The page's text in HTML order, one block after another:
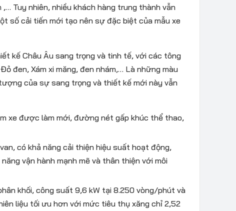
Tuy nhiên, nhiều khách hàng trung thành vẫn
số cải tiến mới tạo nên sự đặc biệt của mẫu xe
kế Châu Âu sang trọng và tinh tế, với các tông
đen, Xám xi măng, đen nhám,… Là những màu
của sự sang trọng và thiết kế mới này vẫn
xe được làm mới, đường nét gấp khúc thể thao,
có khả năng cải thiện hiệu suất hoạt động,
vận hành mạnh mẽ và thân thiện với môi
khối, công suất 9,6 kW tại 8.250 vòng/phút và
liệu tối ưu hơn với mức tiêu thụ xăng chỉ 2,52